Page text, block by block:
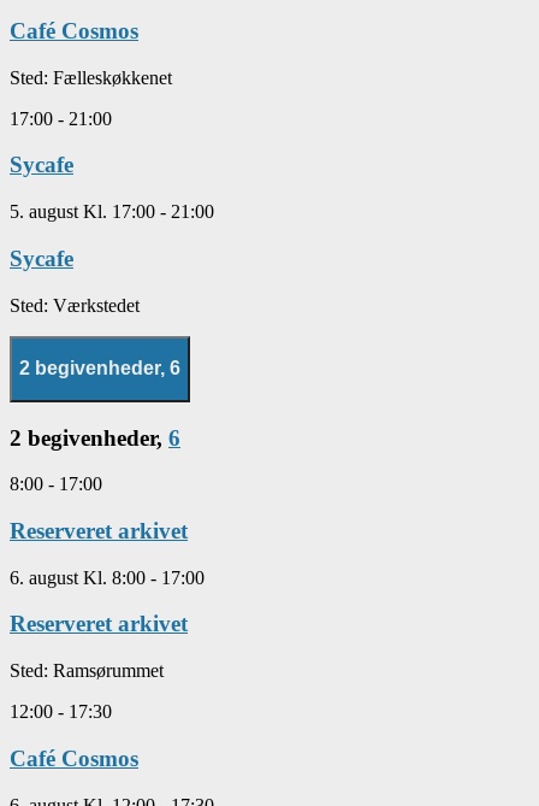
Café Cosmos
Sted: Fælleskøkkenet
17:00 - 21:00
Sycafe
5. august Kl. 17:00 - 21:00
Sycafe
Sted: Værkstedet
2 begivenheder, 6
2 begivenheder, 6
8:00 - 17:00
Reserveret arkivet
6. august Kl. 8:00 - 17:00
Reserveret arkivet
Sted: Ramsørummet
12:00 - 17:30
Café Cosmos